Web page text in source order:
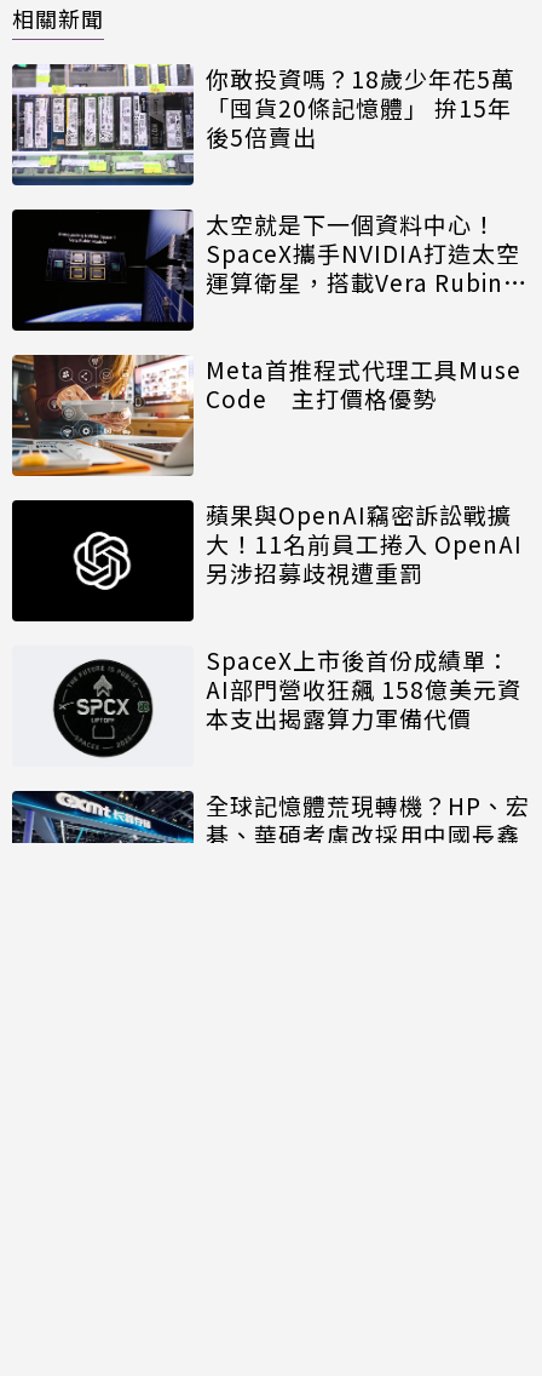
相關新聞
你敢投資嗎？18歲少年花5萬
「囤貨20條記憶體」 拚15年
後5倍賣出
太空就是下一個資料中心！
SpaceX攜手NVIDIA打造太空
運算衛星，搭載Vera Rubin運
Meta首推程式代理工具Muse
Code 主打價格優勢
蘋果與OpenAI竊密訴訟戰擴
大！11名前員工捲入 OpenAI
另涉招募歧視遭重罰
SpaceX上市後首份成績單：
AI部門營收狂飆 158億美元資
本支出揭露算力軍備代價
全球記憶體荒現轉機？HP、宏
碁、華碩考慮改採用中國長鑫